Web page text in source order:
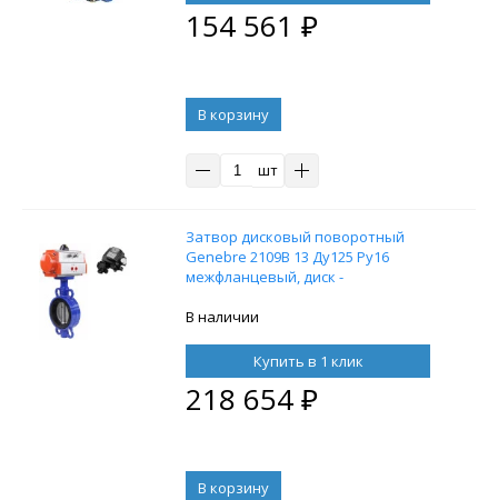
154 561 ₽
В корзину
шт
Затвор дисковый поворотный
Genebre 2109В 13 Ду125 Ру16
межфланцевый, диск -
пневмоприводом DN.ru SA-105 с
электропневматическим
поворотным позиционером DN.ru
YT-1000RSI с обратной связью
В наличии
Купить в 1 клик
218 654₽
В корзину